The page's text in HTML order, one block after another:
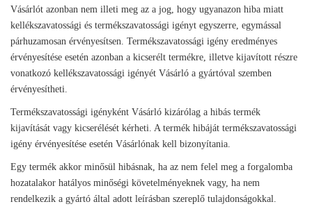
Vásárlót azonban nem illeti meg az a jog, hogy ugyanazon hiba miatt
kellékszavatossági és termékszavatossági igényt egyszerre, egymással
párhuzamosan érvényesítsen. Termékszavatossági igény eredményes
érvényesítése esetén azonban a kicserélt termékre, illetve kijavított részre
vonatkozó kellékszavatossági igényét Vásárló a gyártóval szemben
érvényesítheti.
Termékszavatossági igényként Vásárló kizárólag a hibás termék
kijavítását vagy kicserélését kérheti. A termék hibáját termékszavatossági
igény érvényesítése esetén Vásárlónak kell bizonyítania.
Egy termék akkor minősül hibásnak, ha az nem felel meg a forgalomba
hozatalakor hatályos minőségi követelményeknek vagy, ha nem
rendelkezik a gyártó által adott leírásban szereplő tulajdonságokkal.